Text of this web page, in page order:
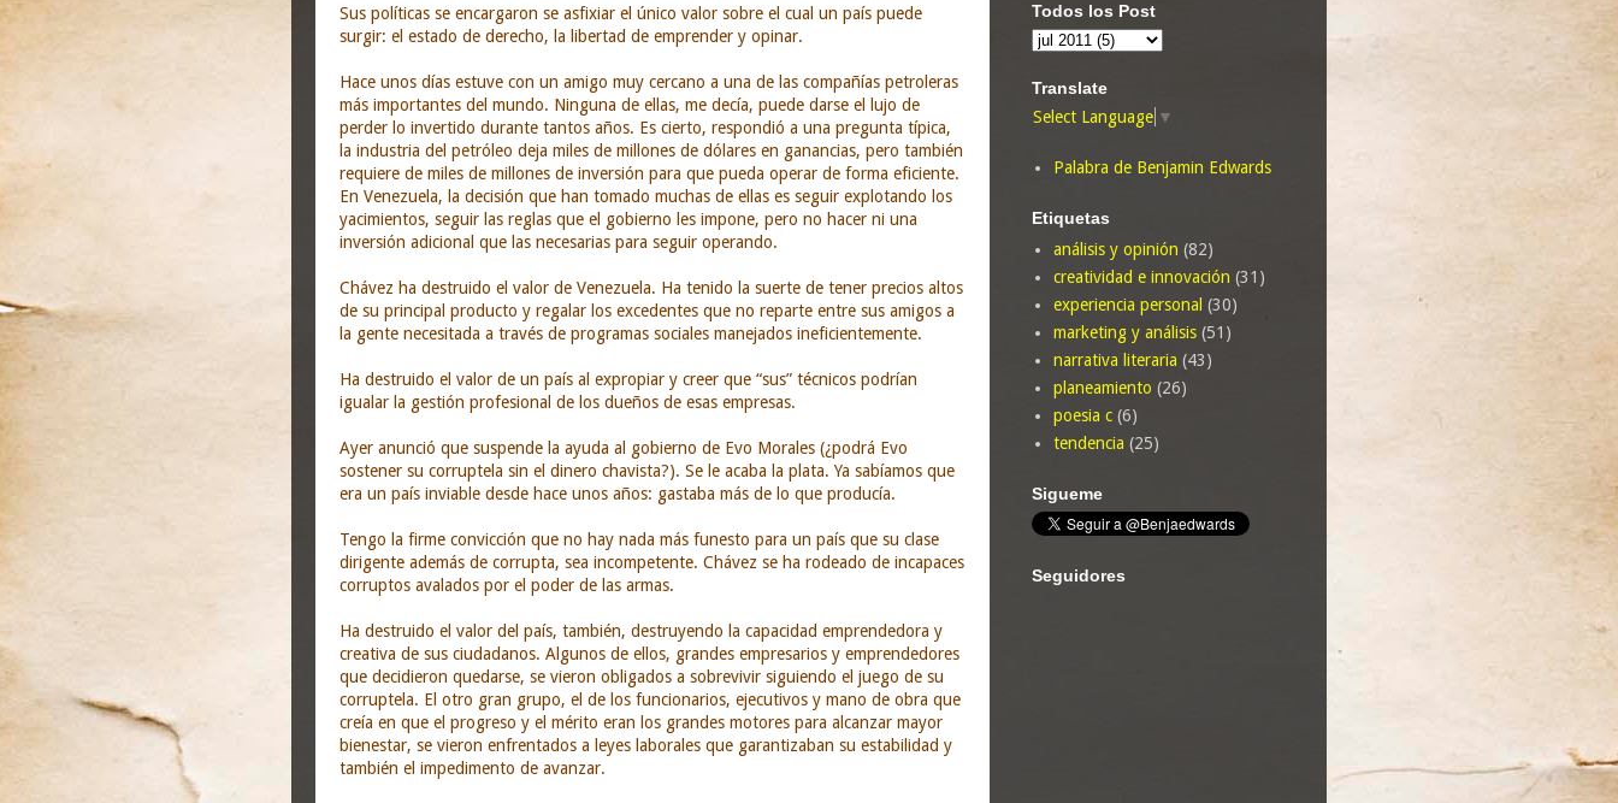
Sus políticas se encargaron se asfixiar el único valor sobre el cual un país puede
surgir: el estado de derecho, la libertad de emprender y opinar.
Hace unos días estuve con un amigo muy cercano a una de las compañías petroleras
más importantes del mundo. Ninguna de ellas, me decía, puede darse el lujo de
perder lo invertido durante tantos años. Es cierto, respondió a una pregunta típica,
la industria del petróleo deja miles de millones de dólares en ganancias, pero también
requiere de miles de millones de inversión para que pueda operar de forma eficiente.
En Venezuela, la decisión que han tomado muchas de ellas es seguir explotando los
yacimientos, seguir las reglas que el gobierno les impone, pero no hacer ni una
inversión adicional que las necesarias para seguir operando.
Chávez ha destruido el valor de Venezuela. Ha tenido la suerte de tener precios altos
de su principal producto y regalar los excedentes que no reparte entre sus amigos a
la gente necesitada a través de programas sociales manejados ineficientemente.
Ha destruido el valor de un país al expropiar y creer que “sus” técnicos podrían
igualar la gestión profesional de los dueños de esas empresas.
Ayer anunció que suspende la ayuda al gobierno de Evo Morales (¿podrá Evo
sostener su corruptela sin el dinero chavista?). Se le acaba la plata. Ya sabíamos que
era un país inviable desde hace unos años: gastaba más de lo que producía.
Tengo la firme convicción que no hay nada más funesto para un país que su clase
dirigente además de corrupta, sea incompetente. Chávez se ha rodeado de incapaces
corruptos avalados por el poder de las armas.
Ha destruido el valor del país, también, destruyendo la capacidad emprendedora y
creativa de sus ciudadanos. Algunos de ellos, grandes empresarios y emprendedores
que decidieron quedarse, se vieron obligados a sobrevivir siguiendo el juego de su
corruptela. El otro gran grupo, el de los funcionarios, ejecutivos y mano de obra que
creía en que el progreso y el mérito eran los grandes motores para alcanzar mayor
bienestar, se vieron enfrentados a leyes laborales que garantizaban su estabilidad y
también el impedimento de avanzar.
Todos los Post
Translate
Select Language ▼
Palabra de Benjamin Edwards
Etiquetas
análisis y opinión (82)
creatividad e innovación (31)
experiencia personal (30)
marketing y análisis (51)
narrativa literaria (43)
planeamiento (26)
poesia c (6)
tendencia (25)
Sigueme
Seguidores